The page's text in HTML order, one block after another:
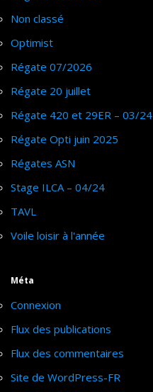
Non classé
Optimist
Régate 07/2026
Régate 20 juillet
Régate 420 et 29ER – 03/24
Régate Opti juin 2025
Régates ASN
Stage ILCA – 04/24
TAVL
Voile loisir à l'année
Méta
Connexion
Flux des publications
Flux des commentaires
Site de WordPress-FR